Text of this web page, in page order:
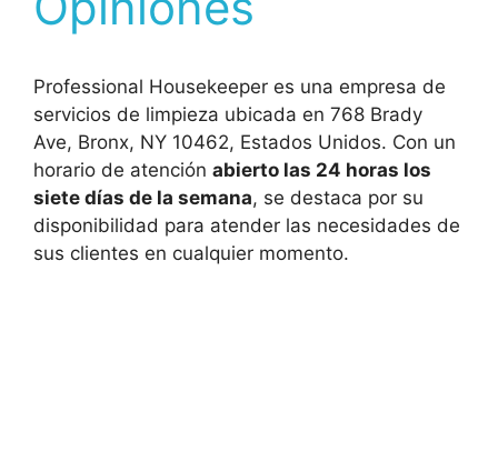
Professional Housekeeper es una empresa de
servicios de limpieza ubicada en 768 Brady
Ave, Bronx, NY 10462, Estados Unidos. Con un
horario de atención abierto las 24 horas los
siete días de la semana, se destaca por su
disponibilidad para atender las necesidades de
sus clientes en cualquier momento.